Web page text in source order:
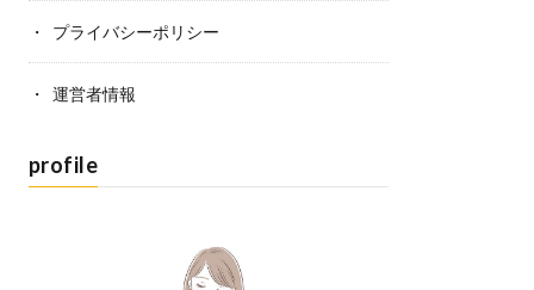
プライバシーポリシー
運営者情報
profile